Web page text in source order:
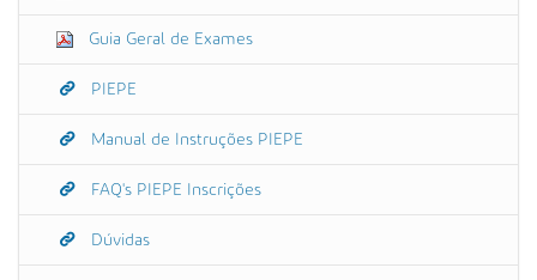
Guia Geral de Exames
PIEPE
Manual de Instruções PIEPE
FAQ's PIEPE Inscrições
Dúvidas